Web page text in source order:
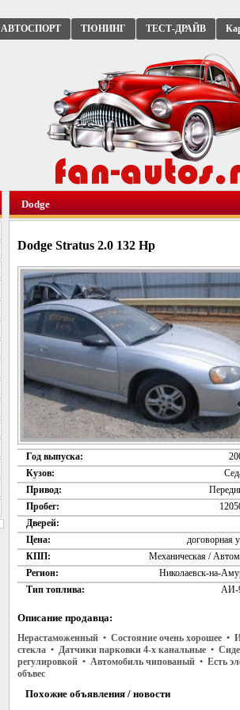
АВТОСПОРТ ТЮНИНГ ТЕСТ-ДРАЙВ
Dodge
Dodge Stratus 2.0 132 Hp
Год выпуска:
Кузов:
Привод:
Пробег:
Дверей:
Цена:
договорная
КПП:
Механическая /
Регион:
Николаевск-на-
Тип топлива:
АИ-
Описание продавца:
Нерастаможенный • Состояние очень хорошее •
стекла • Датчики парковки 4-х канальные •
регулировкой • Автомобиль чипованый • Есть
объвес
Похожие объявления / новости